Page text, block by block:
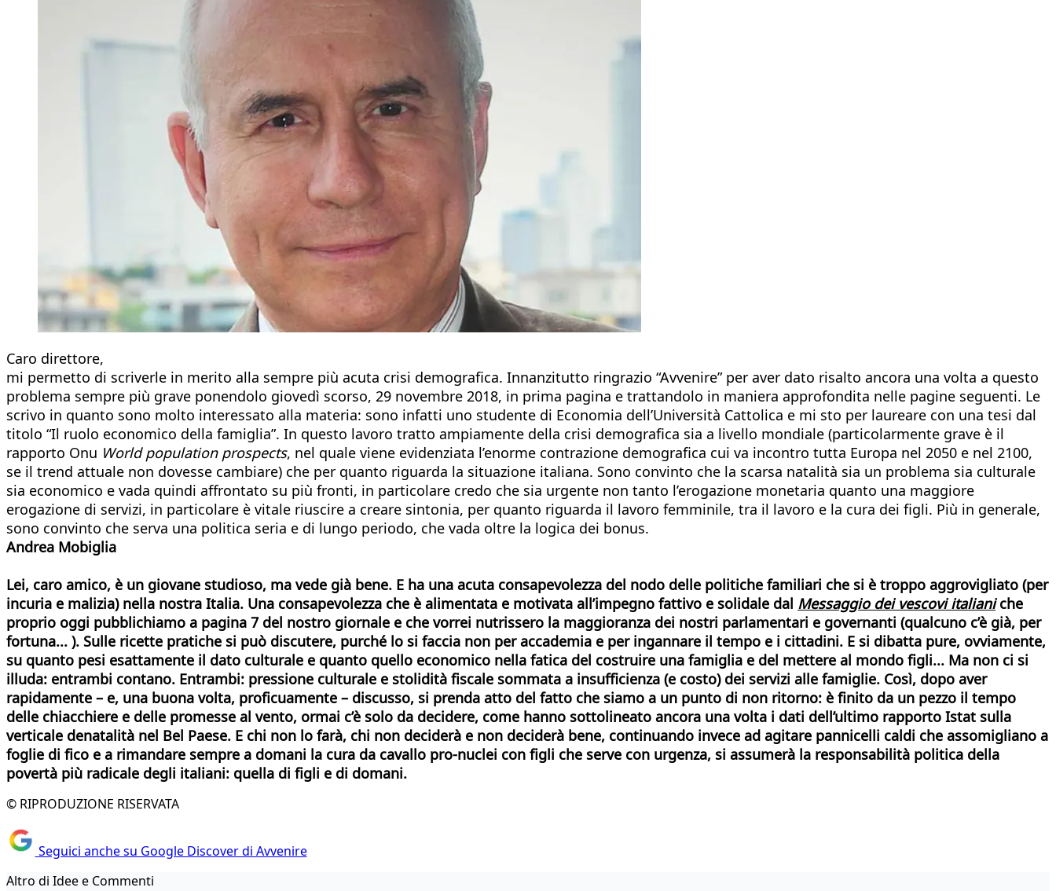
Caro direttore,
mi permetto di scriverle in merito alla sempre più acuta crisi demografica. Innanzitutto ringrazio “Avvenire” per aver dato risalto ancora una volta a questo
problema sempre più grave ponendolo giovedì scorso, 29 novembre 2018, in prima pagina e trattandolo in maniera approfondita nelle pagine seguenti. Le
scrivo in quanto sono molto interessato alla materia: sono infatti uno studente di Economia dell’Università Cattolica e mi sto per laureare con una tesi dal
titolo “Il ruolo economico della famiglia”. In questo lavoro tratto ampiamente della crisi demografica sia a livello mondiale (particolarmente grave è il
rapporto Onu World population prospects, nel quale viene evidenziata l’enorme contrazione demografica cui va incontro tutta Europa nel 2050 e nel 2100,
se il trend attuale non dovesse cambiare) che per quanto riguarda la situazione italiana. Sono convinto che la scarsa natalità sia un problema sia culturale
sia economico e vada quindi affrontato su più fronti, in particolare credo che sia urgente non tanto l’erogazione monetaria quanto una maggiore
erogazione di servizi, in particolare è vitale riuscire a creare sintonia, per quanto riguarda il lavoro femminile, tra il lavoro e la cura dei figli. Più in generale,
sono convinto che serva una politica seria e di lungo periodo, che vada oltre la logica dei bonus.
Andrea Mobiglia
Lei, caro amico, è un giovane studioso, ma vede già bene. E ha una acuta consapevolezza del nodo delle politiche familiari che si è troppo aggrovigliato (per
incuria e malizia) nella nostra Italia. Una consapevolezza che è alimentata e motivata all’impegno fattivo e solidale dal Messaggio dei vescovi italianiche
proprio oggi pubblichiamo a pagina 7 del nostro giornale e che vorrei nutrissero la maggioranza dei nostri parlamentari e governanti (qualcuno c’è già, per
fortuna... ). Sulle ricette pratiche si può discutere, purché lo si faccia non per accademia e per ingannare il tempo e i cittadini. E si dibatta pure, ovviamente,
su quanto pesi esattamente il dato culturale e quanto quello economico nella fatica del costruire una famiglia e del mettere al mondo figli... Ma non ci si
illuda: entrambi contano. Entrambi: pressione culturale e stolidità fiscale sommata a insufficienza (e costo) dei servizi alle famiglie. Così, dopo aver
rapidamente – e, una buona volta, proficuamente – discusso, si prenda atto del fatto che siamo a un punto di non ritorno: è finito da un pezzo il tempo
delle chiacchiere e delle promesse al vento, ormai c’è solo da decidere, come hanno sottolineato ancora una volta i dati dell’ultimo rapporto Istat sulla
verticale denatalità nel Bel Paese. E chi non lo farà, chi non deciderà e non deciderà bene, continuando invece ad agitare pannicelli caldi che assomigliano a
foglie di fico e a rimandare sempre a domani la cura da cavallo pro-nuclei con figli che serve con urgenza, si assumerà la responsabilità politica della
povertà più radicale degli italiani: quella di figli e di domani.
© RIPRODUZIONE RISERVATA
Seguici anche su Google Discover di Avvenire
Altro di Idee e Commenti